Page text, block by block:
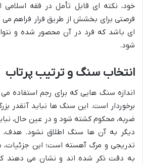
خود، نکته ای قابل تأمل در فقه
فرصتی برای بخشش از طریق فرار فراهم می
ای باشد که فرد در آن محصور شده و
شود.
انتخاب سنگ و ترتیب پرتاب
اندازه سنگ هایی که برای رجم استفاده
برخوردار است. این سنگ ها نباید آنقدر
ضربه، محکوم کشته شود و در عین حال،
دیگر به آن ها سنگ اطلاق نشود. هدف،
تدریجی و مرگ آهسته است؛ این جزئیات،
به دقت ذکر شده اند و نشان می دهند که